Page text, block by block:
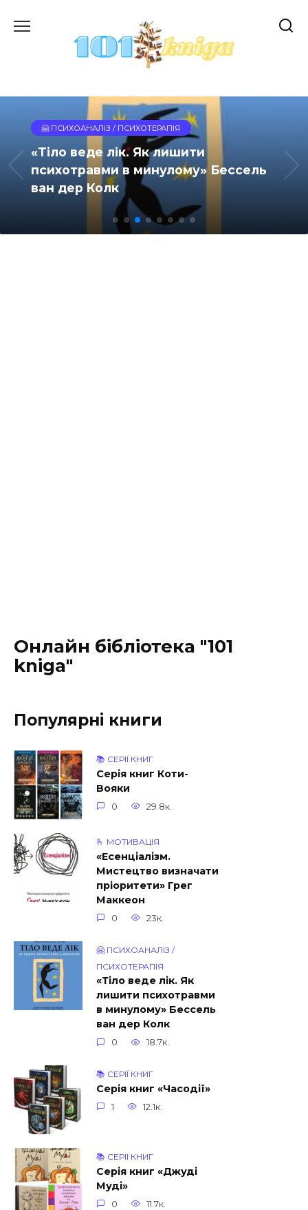
до
🤗 ПСИХОАНАЛІЗ / ПСИХОТЕРАПІЯ
«Тіло веде лік. Як лишити
психотравми в минулому» Бессель
ван дер Колк
Онлайн бібліотека "101
kniga"
Популярні книги
📚 СЕРІЇ КНИГ
Серія книг Коти-
Вояки
0 29.8к.
🫰 МОТИВАЦІЯ
«Есенціалізм.
Миcтeцтвo визнaчaти
пpiopитeти» Грег
Маккеон
0 23к.
🤗 ПСИХОАНАЛІЗ /
ПСИХОТЕРАПІЯ
«Тіло веде лік. Як
лишити психотравми
в минулому» Бессель
ван дер Колк
0 18.7к.
📚 СЕРІЇ КНИГ
Серія книг «Часодії»
1 12.1к.
📚 СЕРІЇ КНИГ
Серія книг «Джуді
Муді»
0 11.7к.